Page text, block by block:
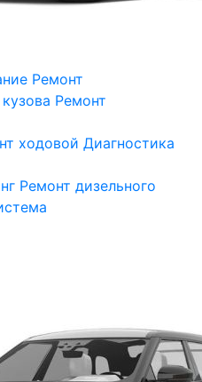
Ремонт
Ремонт
ходовой Диагностика
Ремонт дизельного